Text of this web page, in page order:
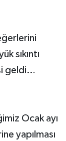
sıkıntı
geldi…
Ocak ayı
yapılması